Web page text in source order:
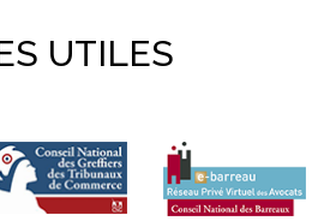
UTILES